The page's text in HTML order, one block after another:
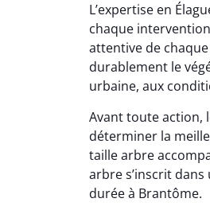
L’expertise en
chaque
attentive de
durablement le
urbaine, aux
Avant toute action,
déterminer la
taille arbre
arbre s’inscrit
durée à Brantôme.